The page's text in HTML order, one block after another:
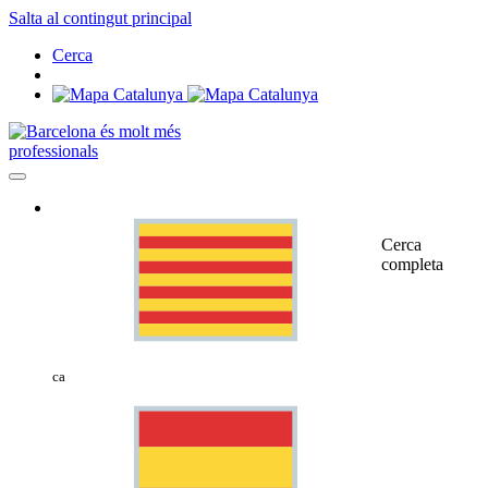
Salta al contingut principal
Cerca
professionals
ca
Cerca
completa